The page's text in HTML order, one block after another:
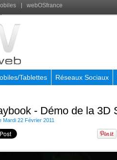
webOSfrance
Tablettes Réseaux Sociaux
- Démo de la 3D
Mardi 22 Février 2011